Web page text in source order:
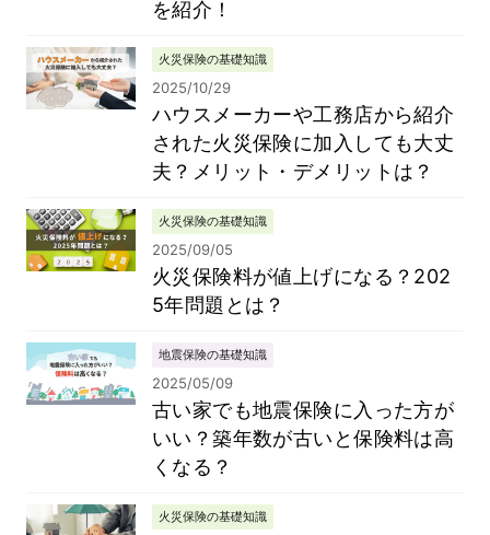
を紹介！
火災保険の基礎知識
2025/10/29
ハウスメーカーや工務店から紹介
された火災保険に加入しても大丈
夫？メリット・デメリットは？
火災保険の基礎知識
2025/09/05
火災保険料が値上げになる？202
5年問題とは？
地震保険の基礎知識
2025/05/09
古い家でも地震保険に入った方が
いい？築年数が古いと保険料は高
くなる？
火災保険の基礎知識